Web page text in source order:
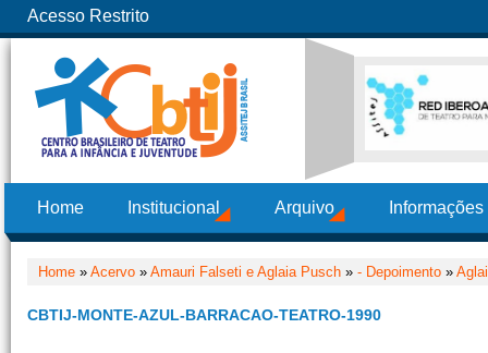
Acesso Restrito
Home Institucional Arquivo
Home » Acervo » Amauri Falseti e Aglaia Pusch » - Depoimento »
CBTIJ-MONTE-AZUL-BARRACAO-TEATRO-1990